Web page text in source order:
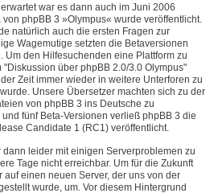
war es dann auch im Juni 2006
phpBB 3 »Olympus« wurde veröffentlicht.
natürlich auch die ersten Fragen zur
Wagemutige setzten die Betaversionen
Um den Hilfesuchenden eine Plattform zu
über phpBB 2.0/3.0 Olympus"
Zeit immer wieder in weitere Unterforen zu
Unsere Übersetzer machten sich zu der
von phpBB 3 ins Deutsche zu
fünf Beta-Versionen verließ phpBB 3 die
Candidate 1 (RC1) veröffentlicht.
leider mit einigen Serverproblemen zu
Tage nicht erreichbar. Um für die Zukunft
auf einen neuen Server, der uns von der
wurde, um. Vor diesem Hintergrund